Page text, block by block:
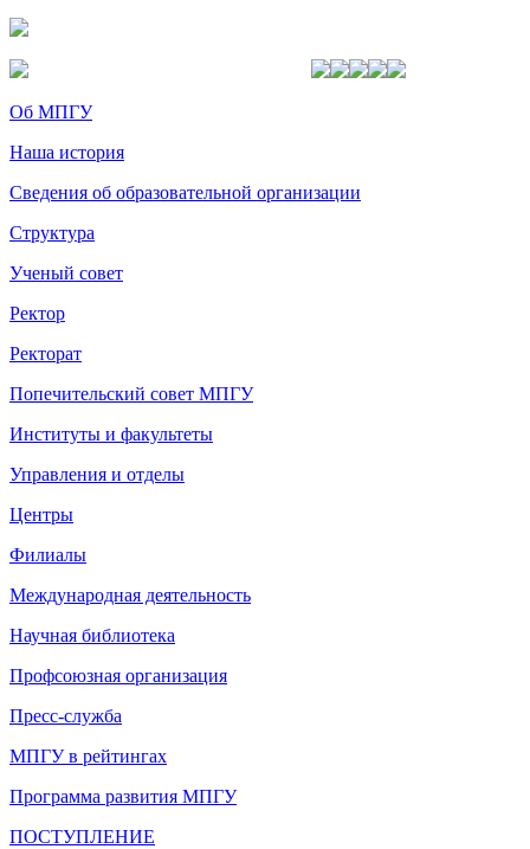
Об МПГУ
Наша история
Сведения об образовательной организации
Структура
Ученый совет
Ректор
Ректорат
Попечительский совет МПГУ
Институты и факультеты
Управления и отделы
Центры
Филиалы
Международная деятельность
Научная библиотека
Профсоюзная организация
Пресс-служба
МПГУ в рейтингах
Программа развития МПГУ
ПОСТУПЛЕНИЕ